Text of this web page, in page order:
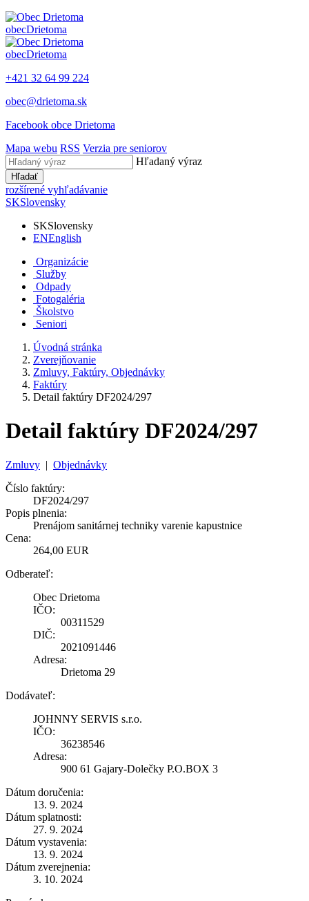
obecDrietoma
obecDrietoma
+421 32 64 99 224
obec@drietoma.sk
Facebook obce Drietoma
Mapa webu RSS Verzia pre seniorov
Hľadaný výraz
Hľadať
rozšírené vyhľadávanie
SKSlovensky
SKSlovensky
ENEnglish
Organizácie
Služby
Odpady
Fotogaléria
Školstvo
Seniori
Úvodná stránka
Zverejňovanie
Zmluvy, Faktúry, Objednávky
Faktúry
Detail faktúry DF2024/297
Detail faktúry DF2024/297
Zmluvy | Objednávky
Číslo faktúry:
DF2024/297
Popis plnenia:
Prenájom sanitárnej techniky varenie kapustnice
Cena:
264,00 EUR
Odberateľ:
Obec Drietoma
IČO:
00311529
DIČ:
2021091446
Adresa:
Drietoma 29
Dodávateľ:
JOHNNY SERVIS s.r.o.
IČO:
36238546
Adresa:
900 61 Gajary-Dolečky P.O.BOX 3
Dátum doručenia:
13. 9. 2024
Dátum splatnosti:
27. 9. 2024
Dátum vystavenia:
13. 9. 2024
Dátum zverejnenia:
3. 10. 2024